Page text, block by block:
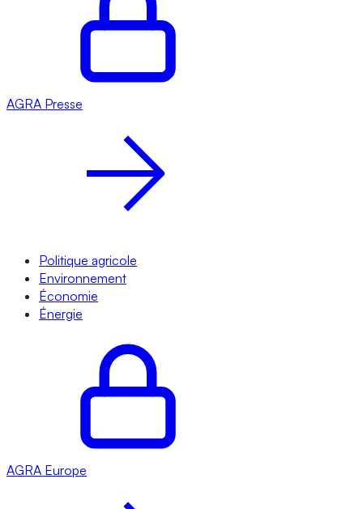
AGRA Presse
Politique agricole
Environnement
Économie
Énergie
AGRA Europe